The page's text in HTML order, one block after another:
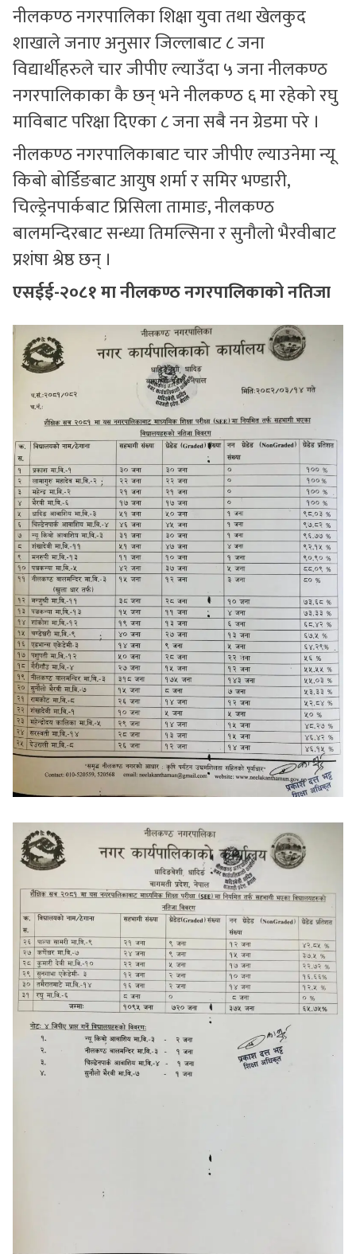
नीलकण्ठ नगरपालिका शिक्षा युवा तथा खेलकुद
शाखाले जनाए अनुसार जिल्लाबाट ८ जना
विद्यार्थीहरुले चार जीपीए ल्याउँदा ५ जना नीलकण्ठ
नगरपालिकाका कै छन् भने नीलकण्ठ ६ मा रहेको रघु
माविबाट परिक्षा दिएका ८ जना सबै नन ग्रेडमा परे ।
नीलकण्ठ नगरपालिकाबाट चार जीपीए ल्याउनेमा न्यू
किबो बोर्डिङबाट आयुष शर्मा र समिर भण्डारी,
चिल्ड्रेनपार्कबाट प्रिसिला तामाङ, नीलकण्ठ
बालमन्दिरबाट सन्ध्या तिमल्सिना र सुनौलो भैरवीबाट
प्रशंषा श्रेष्ठ छन् ।
एसईई-२०८१ मा नीलकण्ठ नगरपालिकाको नतिजा